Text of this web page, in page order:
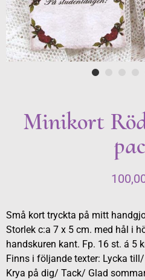
Minikort
Små kort tryckta på mitt
Storlek c:a 7 x 5 cm. med hål i
handskuren kant. Fp. 16 st. á 5
Finns i följande texter: Lycka
Krya på dig/ Tack/ Glad